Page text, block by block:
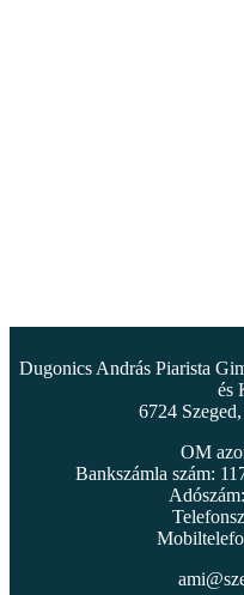
Dugonics András Piarista
és
6724
OM
Bankszámla szám: